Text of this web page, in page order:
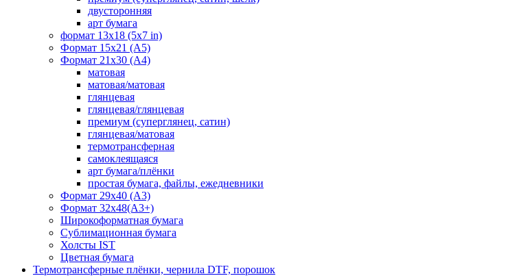
двусторонняя
арт бумага
формат 13x18 (5x7 in)
Формат 15х21 (A5)
Формат 21х30 (А4)
матовая
матовая/матовая
глянцевая
глянцевая/глянцевая
премиум (суперглянец, сатин)
глянцевая/матовая
термотрансферная
самоклеящаяся
арт бумага/плёнки
простая бумага, файлы, ежедневники
Формат 29х40 (А3)
Формат 32х48(А3+)
Широкоформатная бумага
Сублимационная бумага
Холсты IST
Цветная бумага
Термотрансферные плёнки, чернила DTF, порошок